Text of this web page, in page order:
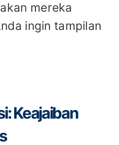
mereka
ingin tampilan
Keajaiban